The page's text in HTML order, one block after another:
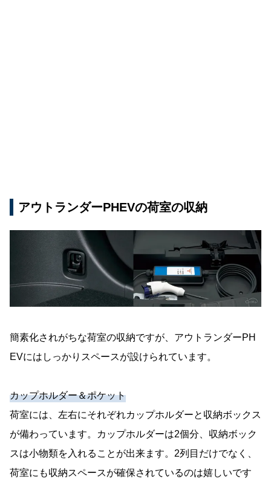
アウトランダーPHEVの荷室の収納
簡素化されがちな荷室の収納ですが、アウトランダーPH
EVにはしっかりスペースが設けられています。
カップホルダー＆ポケット
荷室には、左右にそれぞれカップホルダーと収納ボックス
が備わっています。カップホルダーは2個分、収納ボック
スは小物類を入れることが出来ます。2列目だけでなく、
荷室にも収納スペースが確保されているのは嬉しいです